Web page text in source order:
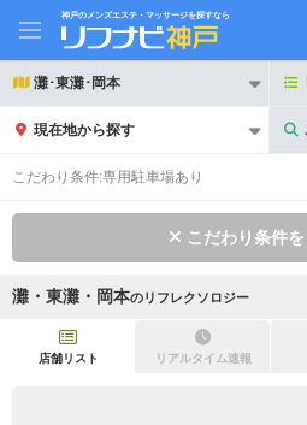
神戸のメンズエステ・マッサージを探すなら
灘･東灘･岡本
現在地から探す
初回割引あり
こだわり条件:専用駐車場あり
こだわり条件
灘・東灘・岡本のリフレクソロジー
店舗リスト リアルタイム速報